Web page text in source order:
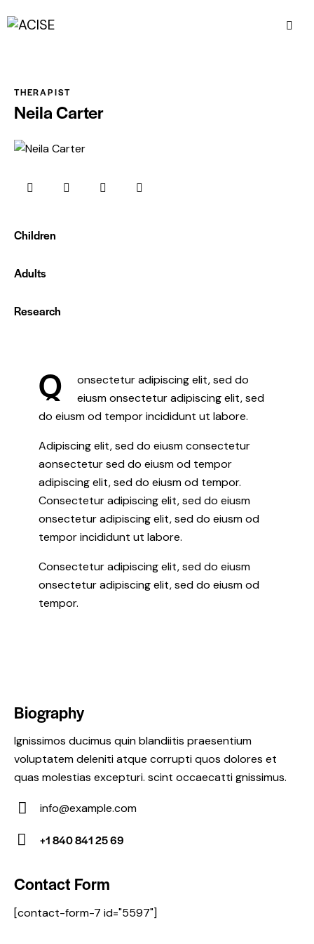
THERAPIST
Neila Carter
Children
Adults
Research
Q
onsectetur adipiscing elit, sed do
eiusm onsectetur adipiscing elit, sed
do eiusm od tempor incididunt ut labore.
Adipiscing elit, sed do eiusm consectetur
aonsectetur sed do eiusm od tempor
adipiscing elit, sed do eiusm od tempor.
Consectetur adipiscing elit, sed do eiusm
onsectetur adipiscing elit, sed do eiusm od
tempor incididunt ut labore.
Consectetur adipiscing elit, sed do eiusm
onsectetur adipiscing elit, sed do eiusm od
tempor.
Biography
Ignissimos ducimus quin blandiitis praesentium
voluptatem deleniti atque corrupti quos dolores et
quas molestias excepturi. scint occaecatti gnissimus.
E-
m
info@example.com
on
+1 840 841 25 69
Contact Form
[contact-form-7 id="5597"]